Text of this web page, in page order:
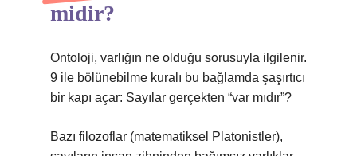
midir?
Ontoloji, varlığın ne olduğu sorusuyla ilgilenir.
9 ile bölünebilme kuralı bu bağlamda şaşırtıcı
bir kapı açar: Sayılar gerçekten “var mıdır”?
Bazı filozoflar (matematiksel Platonistler),